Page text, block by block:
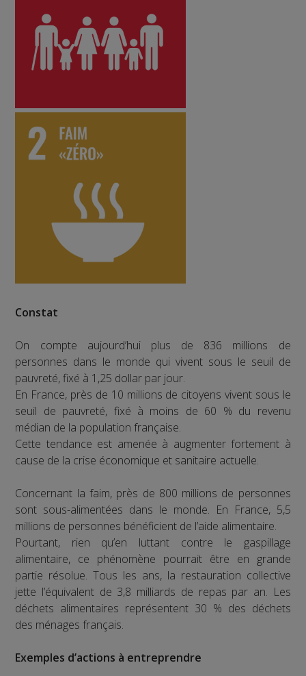
Constat
On compte aujourd’hui plus de 836 millions de
personnes dans le monde qui vivent sous le seuil de
pauvreté, fixé à 1,25 dollar par jour.
En France, près de 10 millions de citoyens vivent sous le
seuil de pauvreté, fixé à moins de 60 % du revenu
médian de la population française.
Cette tendance est amenée à augmenter fortement à
cause de la crise économique et sanitaire actuelle.
Concernant la faim, près de 800 millions de personnes
sont sous-alimentées dans le monde. En France, 5,5
millions de personnes bénéficient de l’aide alimentaire.
Pourtant, rien qu’en luttant contre le gaspillage
alimentaire, ce phénomène pourrait être en grande
partie résolue. Tous les ans, la restauration collective
jette l’équivalent de 3,8 milliards de repas par an. Les
déchets alimentaires représentent 30 % des déchets
des ménages français.
Exemples d’actions à entreprendre